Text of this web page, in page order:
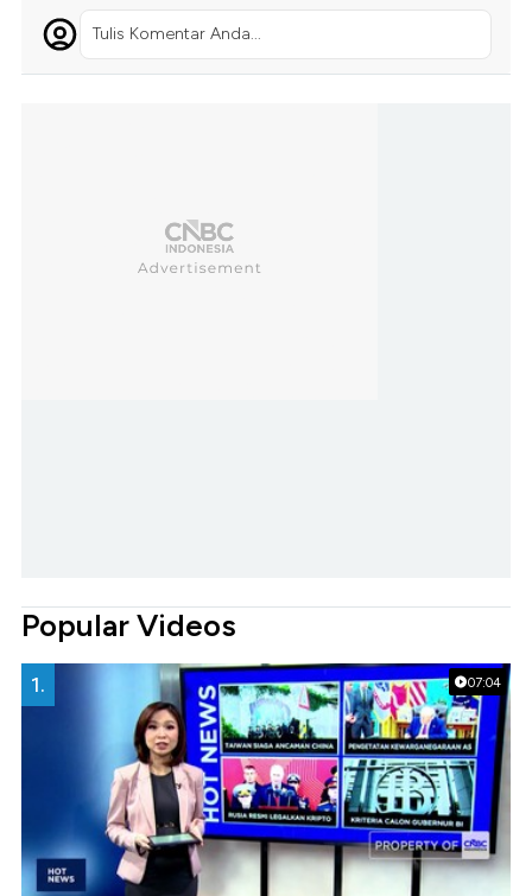
Tulis Komentar Anda...
Popular Videos
07:04
1.